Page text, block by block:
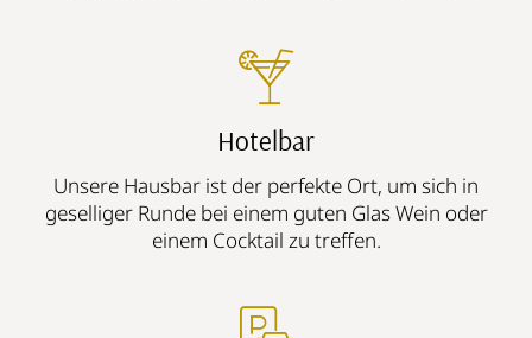
Hotelbar
Unsere Hausbar ist der perfekte Ort, um sich in
geselliger Runde bei einem guten Glas Wein oder
einem Cocktail zu treffen.